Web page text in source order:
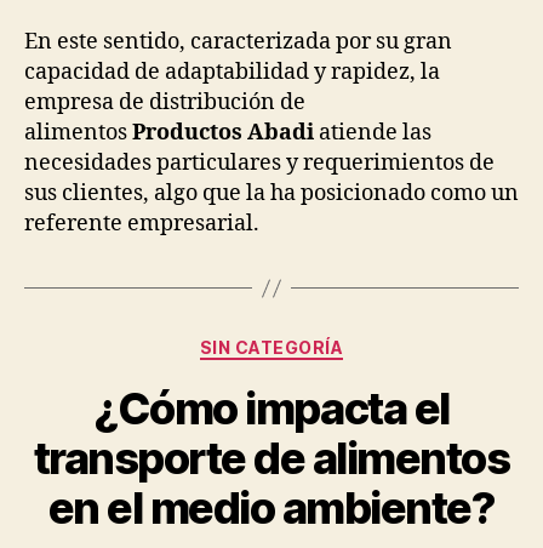
En este sentido, caracterizada por su gran
capacidad de adaptabilidad y rapidez, la
empresa de distribución de
alimentosProductos Abadi atiende las
necesidades particulares y requerimientos de
sus clientes, algo que la ha posicionado como un
referente empresarial.
Categorías
SIN CATEGORÍA
¿Cómo impacta el
transporte de alimentos
en el medio ambiente?